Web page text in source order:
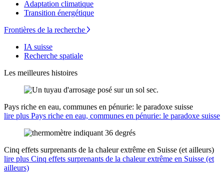
Adaptation climatique
Transition énergétique
Frontières de la recherche
IA suisse
Recherche spatiale
Les meilleures histoires
Pays riche en eau, communes en pénurie: le paradoxe suisse
lire plus Pays riche en eau, communes en pénurie: le paradoxe suisse
Cinq effets surprenants de la chaleur extrême en Suisse (et ailleurs)
lire plus Cinq effets surprenants de la chaleur extrême en Suisse (et
ailleurs)